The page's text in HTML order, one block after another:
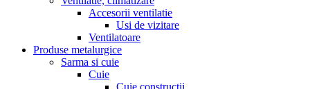
Accesorii ventilatie
Usi de vizitare
Ventilatoare
Produse metalurgice
Sarma si cuie
Cuie
Cuie constructii